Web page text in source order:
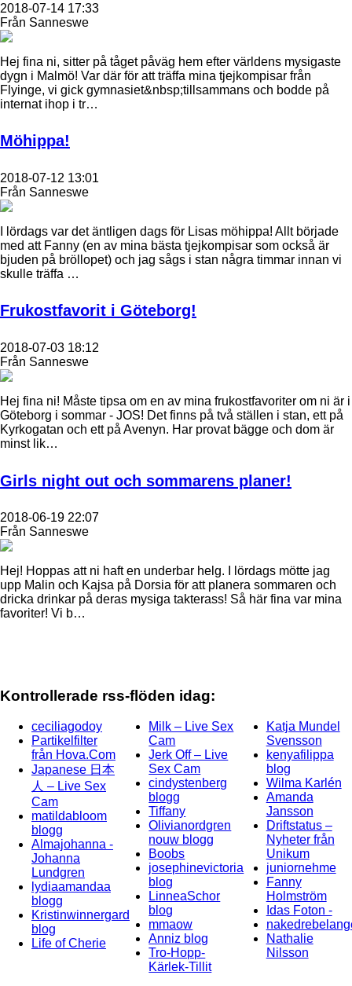
2018-07-14 17:33
Från Sanneswe
Hej fina ni, sitter på tåget påväg hem efter världens mysigaste
dygn i Malmö! Var där för att träffa mina tjejkompisar från
Flyinge, vi gick gymnasiet&nbsp;tillsammans och bodde på
internat ihop i tr…
Möhippa!
2018-07-12 13:01
Från Sanneswe
I lördags var det äntligen dags för Lisas möhippa! Allt började
med att Fanny (en av mina bästa tjejkompisar som också är
bjuden på bröllopet) och jag sågs i stan några timmar innan vi
skulle träffa …
Frukostfavorit i Göteborg!
2018-07-03 18:12
Från Sanneswe
Hej fina ni! Måste tipsa om en av mina frukostfavoriter om ni är i
Göteborg i sommar - JOS! Det finns på två ställen i stan, ett på
Kyrkogatan och ett på Avenyn. Har provat bägge och dom är
minst lik…
Girls night out och sommarens planer!
2018-06-19 22:07
Från Sanneswe
Hej! Hoppas att ni haft en underbar helg. I lördags mötte jag
upp Malin och Kajsa på Dorsia för att planera sommaren och
dricka drinkar på deras mysiga takterass! Så här fina var mina
favoriter! Vi b…
Kontrollerade rss-flöden idag:
ceciliagodoy
Partikelfilter
från Hova.Com
Japanese 日本
人 – Live Sex
Cam
matildabloom
blogg
Almajohanna -
Johanna
Lundgren
lydiaamandaa
blogg
Kristinwinnergard
blog
Life of Cherie
Milk – Live Sex
Cam
Jerk Off – Live
Sex Cam
cindystenberg
blogg
Tiffany
Olivianordgren
nouw blogg
Boobs
josephinevictoria
blog
LinneaSchor
blog
mmaow
Anniz blog
Tro-Hopp-
Kärlek-Tillit
Katja Mundel
Svensson
kenyafilippa
blog
Wilma Karlén
Amanda
Jansson
Driftstatus –
Nyheter från
Unikum
juniornehme
Fanny
Holmström
Idas Foton -
Nathalie
Nilsson